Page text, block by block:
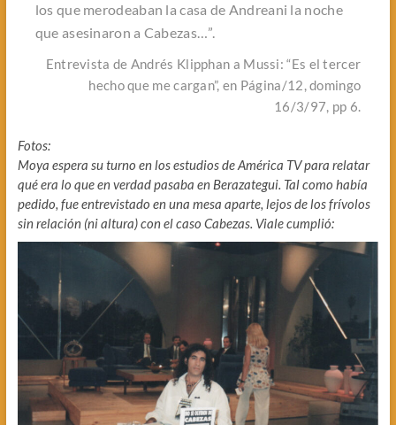
los que merodeaban la casa de Andreani la noche
que asesinaron a Cabezas…”.
Entrevista de Andrés Klipphan a Mussi: “Es el tercer
hecho que me cargan”, en Página/12, domingo
16/3/97, pp 6.
Fotos:
Moya espera su turno en los estudios de América TV para relatar
qué era lo que en verdad pasaba en Berazategui. Tal como había
pedido, fue entrevistado en una mesa aparte, lejos de los frívolos
sin relación (ni altura) con el caso Cabezas. Viale cumplió: